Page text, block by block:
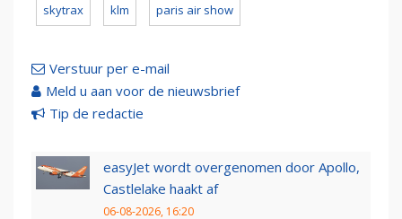
skytrax klm paris air show
Verstuur per e-mail
Meld u aan voor de nieuwsbrief
Tip de redactie
easyJet wordt overgenomen door Apollo,
Castlelake haakt af
06-08-2026, 16:20